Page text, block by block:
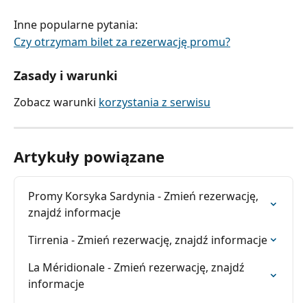
Inne popularne pytania:
Czy otrzymam bilet za rezerwację promu?
Zasady i warunki
Zobacz warunki korzystania z serwisu
Artykuły powiązane
Promy Korsyka Sardynia - Zmień rezerwację,
znajdź informacje
Tirrenia - Zmień rezerwację, znajdź informacje
La Méridionale - Zmień rezerwację, znajdź
informacje